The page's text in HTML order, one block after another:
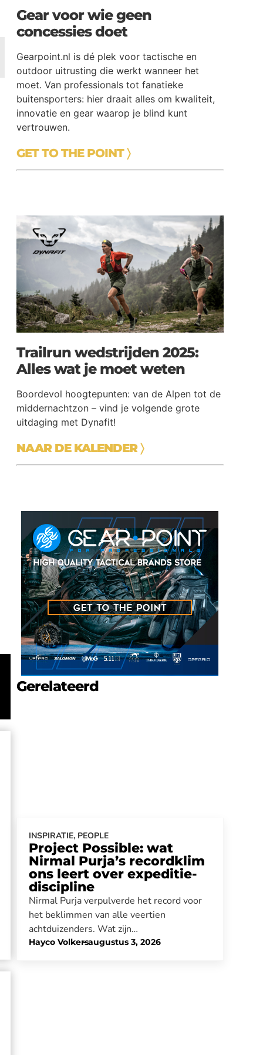
Gear voor wie geen
concessies doet
Gearpoint.nl is dé plek voor tactische en
outdoor uitrusting die werkt wanneer het
moet. Van professionals tot fanatieke
buitensporters: hier draait alles om kwaliteit,
innovatie en gear waarop je blind kunt
vertrouwen.
GET TO THE POINT 〉
Trailrun wedstrijden 2025:
Alles wat je moet weten
Boordevol hoogtepunten: van de Alpen tot de
middernachtzon – vind je volgende grote
uitdaging met Dynafit!
NAAR DE KALENDER〉
Gerelateerd
INSPIRATIE, PEOPLE
Project Possible: wat
Nirmal Purja’s recordklim
ons leert over expeditie-
discipline
Nirmal Purja verpulverde het record voor
het beklimmen van alle veertien
achtduizenders. Wat zijn…
Hayco Volkers
- augustus 3, 2026